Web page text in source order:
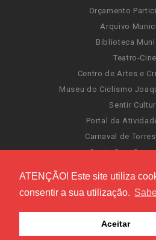
ATENÇÃO! Este site utiliza
consentir a sua utilização.
Aceitar
Orçamento
Arquivo
Biblioteca
Teatro-Cine
Centro de Artes e
Museu do Ciclismo
Sentir
Portal da
Carnaval de
Santa Cruz